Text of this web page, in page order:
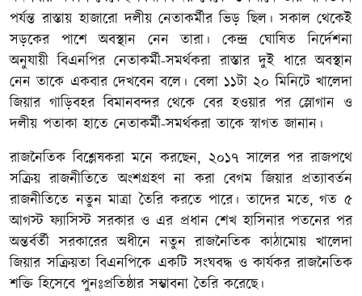
পর্যন্ত রাস্তায় হাজারো দলীয় নেতাকর্মীর ভিড় ছিল। সকাল থেকেই
সড়কের পাশে অবস্থান নেন তারা। কেন্দ্র ঘোষিত নির্দেশনা
অনুযায়ী বিএনপির নেতাকর্মী-সমর্থকরা রাস্তার দুই ধারে অবস্থান
নেন তাকে একবার দেখবেন বলে। বেলা ১১টা ২০ মিনিটে খালেদা
জিয়ার গাড়িবহর বিমানবন্দর থেকে বের হওয়ার পর স্লোগান ও
দলীয় পতাকা হাতে নেতাকর্মী-সমর্থকরা তাকে স্বাগত জানান।
রাজনৈতিক বিশ্লেষকরা মনে করছেন, ২০১৭ সালের পর রাজপথে
সক্রিয় রাজনীতিতে অংশগ্রহণ না করা বেগম জিয়ার প্রত্যাবর্তন
রাজনীতিতে নতুন মাত্রা তৈরি করতে পারে। তাদের মতে, গত ৫
আগস্ট ফ্যাসিস্ট সরকার ও এর প্রধান শেখ হাসিনার পতনের পর
অন্তর্বর্তী সরকারের অধীনে নতুন রাজনৈতিক কাঠামোয় খালেদা
জিয়ার সক্রিয়তা বিএনপিকে একটি সংঘবদ্ধ ও কার্যকর রাজনৈতিক
শক্তি হিসেবে পুনঃপ্রতিষ্ঠার সম্ভাবনা তৈরি করেছে।